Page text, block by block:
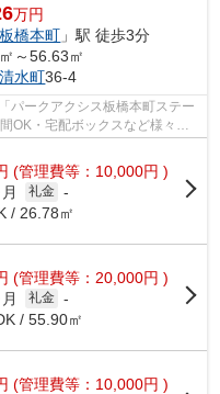
万円
板橋本町 」駅 徒歩3分
～56.63㎡
清水町36-4
パークアクシス板橋本町ステー
OK・宅配ボックスなど様々な
(管理費等：10,000円 )
礼金 -
/ 26.78㎡
(管理費等：20,000円 )
礼金 -
/ 55.90㎡
(管理費等：10,000円 )